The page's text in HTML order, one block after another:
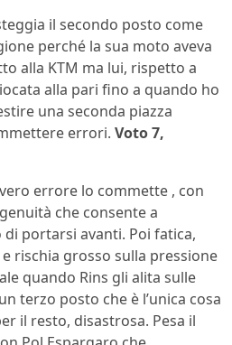
il secondo posto come
perché la sua moto aveva
alla KTM ma lui, rispetto a
alla pari fino a quando ho
una seconda piazza
errori. Voto 7,
vero errore lo commette , con
che consente a
portarsi avanti. Poi fatica,
rischia grosso sulla pressione
quando Rins gli alita sulle
terzo posto che è l’unica cosa
il resto, disastrosa. Pesa il